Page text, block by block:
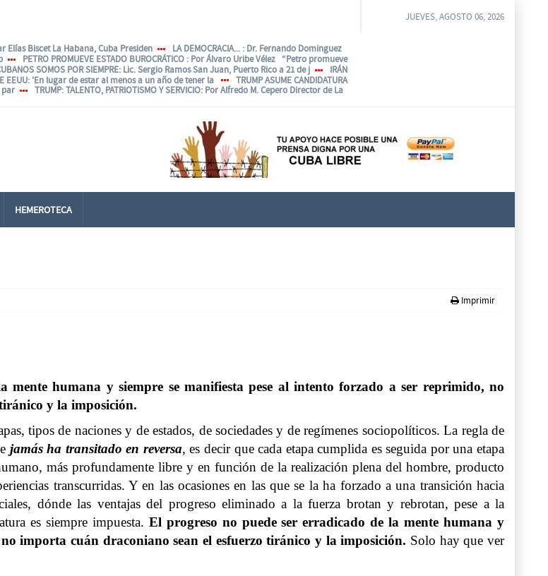
Elías Biscet La Habana, Cuba Presiden LA DEMOCRACIA... : Dr. Fernando Dominguez
PETRO PROMUEVE ESTADO BUROCRÁTICO : Por Álvaro Uribe Vélez “Petro promueve
SOMOS POR SIEMPRE: Lic. Sergio Ramos San Juan, Puerto Rico a 21 de j
IRÁN
EEUU: 'En lugar de estar al menos a un año de tener la
TRUMP ASUME CANDIDATURA
par TRUMP: TALENTO, PATRIOTISMO Y SERVICIO: Por Alfredo M. Cepero Director de La
JUEVES, AGOSTO 06, 2026
HEMEROTECA
Imprimir
mente humana y siempre se manifiesta pese al intento forzado a ser reprimido, no
y la imposición.
tipos de naciones y de estados, de sociedades y de regímenes sociopolíticos. La regla de
jamás ha transitado en reversa, es decir que cada etapa cumplida es seguida por una etapa
más profundamente libre y en función de la realización plena del hombre, producto
transcurridas. Y en las ocasiones en las que se la ha forzado a una transición hacia
dónde las ventajas del progreso eliminado a la fuerza brotan y rebrotan, pese a la
es siempre impuesta. El progreso no puede ser erradicado de la mente humana y
importa cuán draconiano sean el esfuerzo tiránico y la imposición. Solo hay que ver